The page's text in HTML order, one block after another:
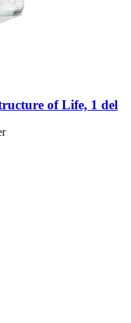
of Life, 1 del